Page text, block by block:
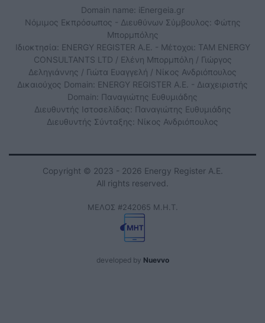
Domain name: iEnergeia.gr
Νόμιμος Εκπρόσωπος - Διευθύνων Σύμβουλος: Φώτης
Μπορμπόλης
Ιδιοκτησία: ENERGY REGISTER Α.Ε. - Μέτοχοι: TAM ENERGY
CONSULTANTS LTD / Ελένη Μπορμπόλη / Γιώργος
Δεληγιάννης / Γιώτα Ευαγγελή / Νίκος Ανδριόπουλος
Δικαιούχος Domain: ENERGY REGISTER Α.Ε. - Διαχειριστής
Domain: Παναγιώτης Ευθυμιάδης
Διευθυντής Ιστοσελίδας: Παναγιώτης Ευθυμιάδης
Διευθυντής Σύνταξης: Νίκος Ανδριόπουλος
Copyright © 2023 - 2026 Energy Register Α.Ε.
All rights reserved.
ΜΕΛΟΣ #242065 Μ.Η.Τ.
developed by Nuevvo